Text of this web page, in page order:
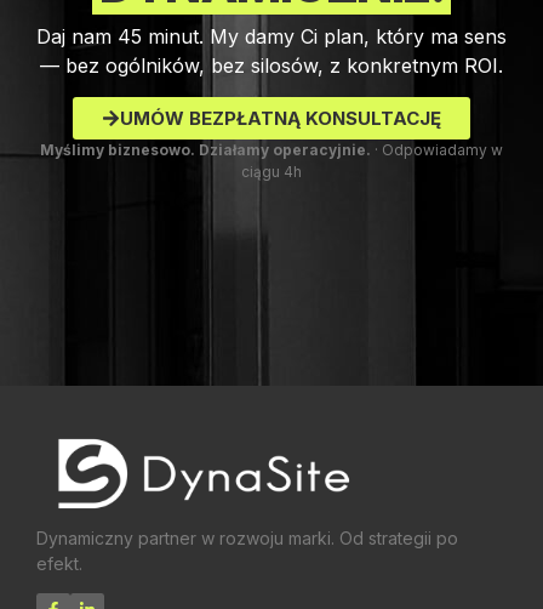
Daj nam 45 minut. My damy Ci plan, który ma sens
— bez ogólników, bez silosów, z konkretnym ROI.
UMÓW BEZPŁATNĄ KONSULTACJĘ
Myślimy biznesowo. Działamy operacyjnie. · Odpowiadamy w
ciągu 4h
Dynamiczny partner w rozwoju marki. Od strategii po
efekt.